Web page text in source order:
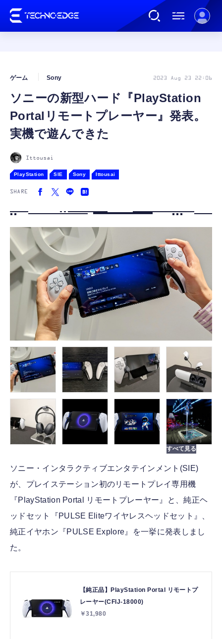
AI
ガジェット
カルチャー
FOLLOW US
ソニーの新型ハード『PlayStation
Portalリモートプレーヤー』発表。
実機で遊んできた
ゲーム Sony 2023 Aug 23 22:06
Ittousai
PlayStation SIE Sony Ittousai
SHARE
ソニー・インタラクティブエンタテインメント(SIE)
が、プレイステーション初のリモートプレイ専用機
『PlayStation Portal リモートプレーヤー』と、純正ヘ
ッドセット『PULSE Eliteワイヤレスヘッドセット』、
純正イヤホン『PULSE Explore』を一挙に発表しまし
た。
【純正品】PlayStation Portal リモートプ
レーヤー(CFIJ-18000)
￥31,980